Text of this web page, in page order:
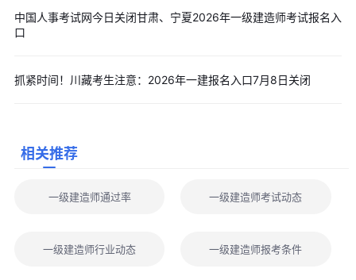
符合考全科报名条件，于2003年12月31日前取得原建设部颁
目，只参加《建设工程法规及相关知识》和《专业工程管理与实
(2)具有工程类或工程经济类大学专科以上学历并从事建设工程
申请免考部分科目的人员须提供相应审核材料至现场审核。
已经取得一级建造师资格证书的人员，可根据实际工作需要，
中国人事考试网今日关闭甘肃、宁夏2026年一级建造师考试报名入
口
抓紧时间！川藏考生注意：2026年一建报名入口7月8日关闭
相关推荐
一级建造师通过率 一级建造师考试动态
一级建造师行业动态 一级建造师报考条件